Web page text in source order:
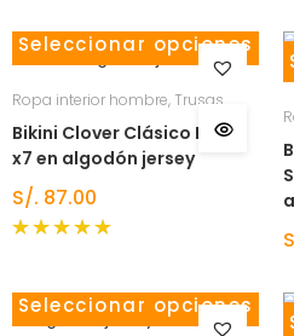
Seleccionar opciones
Ropa interior hombre, Trusas
Bikini Clover Clásico Pack
x7 en algodón jersey
S/. 87.00
de 5
Seleccionar opciones